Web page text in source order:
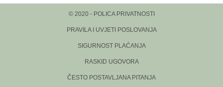
© 2020 - POLICA PRIVATNOSTI
PRAVILA I UVJETI POSLOVANJA
SIGURNOST PLAĆANJA
RASKID UGOVORA
ČESTO POSTAVLJANA PITANJA